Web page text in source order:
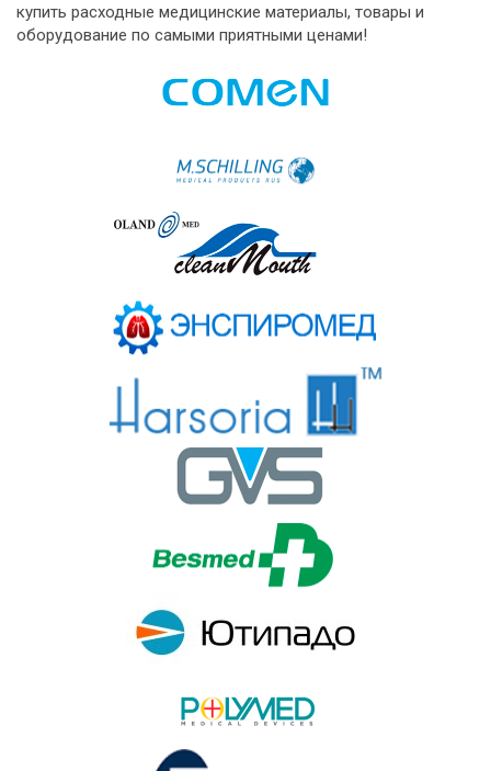
купить расходные медицинские материалы, товары и
оборудование по самыми приятными ценами!